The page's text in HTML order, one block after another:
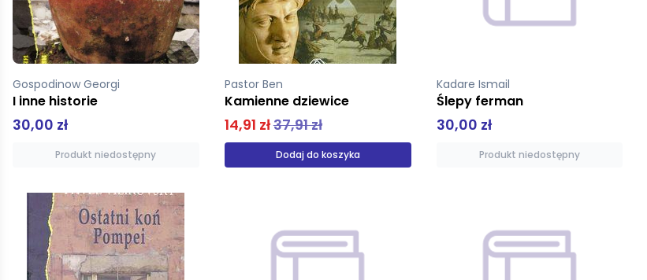
Gospodinow Georgi
I inne historie
30,00 zł
Produkt niedostępny
Pastor Ben
Kamienne dziewice
14,91 zł37,91 zł
Dodaj do koszyka
Kadare Ismail
Ślepy ferman
30,00 zł
Produkt niedostępny